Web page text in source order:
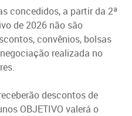
a partir da 2ª
de 2026 não são
convênios, bolsas
realizada no
descontos de
OBJETIVO valerá o